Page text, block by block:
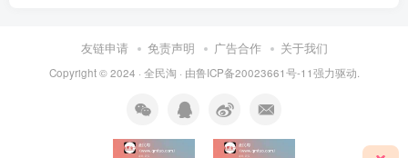
友链申请 免责声明 广告合作 关于我们
Copyright © 2024 · 全民淘 · 由鲁ICP备20023661号-11强力驱动.